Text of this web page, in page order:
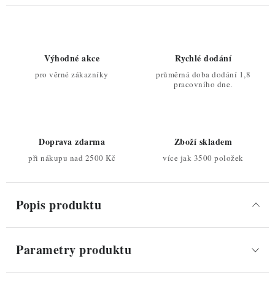
Výhodné akce
pro věrné zákazníky
Rychlé dodání
průměrná doba dodání 1,8
pracovního dne.
Doprava zdarma
při nákupu nad 2500 Kč
Zboží skladem
více jak 3500 položek
Popis produktu
Parametry produktu